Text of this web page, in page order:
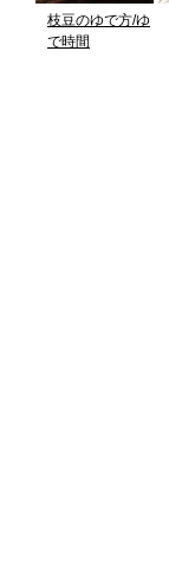
枝豆のゆで方/ゆ
で時間